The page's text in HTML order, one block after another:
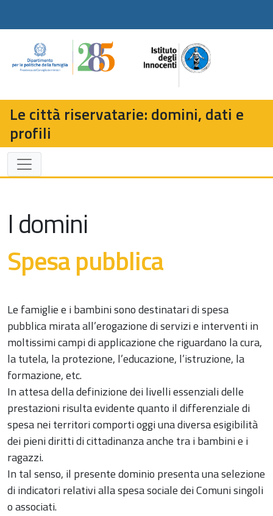
Le città riservatarie: domini, dati e
profili
I domini
Spesa pubblica
Le famiglie e i bambini sono destinatari di spesa
pubblica mirata all’erogazione di servizi e interventi in
moltissimi campi di applicazione che riguardano la cura,
la tutela, la protezione, l’educazione, l’istruzione, la
formazione, etc.
In attesa della definizione dei livelli essenziali delle
prestazioni risulta evidente quanto il differenziale di
spesa nei territori comporti oggi una diversa esigibilità
dei pieni diritti di cittadinanza anche tra i bambini e i
ragazzi.
In tal senso, il presente dominio presenta una selezione
di indicatori relativi alla spesa sociale dei Comuni singoli
o associati.